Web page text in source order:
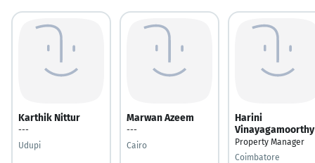
Karthik Nittur
---
Udupi
Marwan Azeem
---
Cairo
Harini
Vinayagamoorthy
Property Manager
Coimbatore